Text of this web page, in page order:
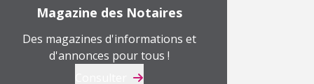
Magazine des Notaires
Des magazines d'informations et
d'annonces pour tous !